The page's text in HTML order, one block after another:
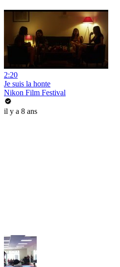
2:20
Je suis la honte
Nikon Film Festival
il y a 8 ans